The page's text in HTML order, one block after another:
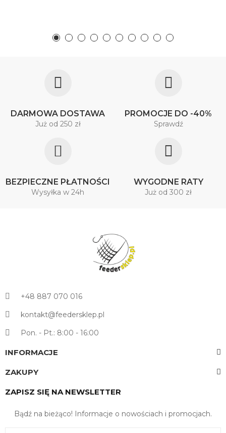
DARMOWA DOSTAWA
Już od 250 zł
PROMOCJE DO -40%
Sprawdź
BEZPIECZNE PŁATNOŚCI
Wysyłka w 24h
WYGODNE RATY
Już od 300 zł
+48 887 070 016
kontakt@feedersklep.pl
Pon. - Pt.: 8:00 - 16:00
INFORMACJE
ZAKUPY
ZAPISZ SIĘ NA NEWSLETTER
Bądź na bieżąco! Informacje o nowościach i promocjach.